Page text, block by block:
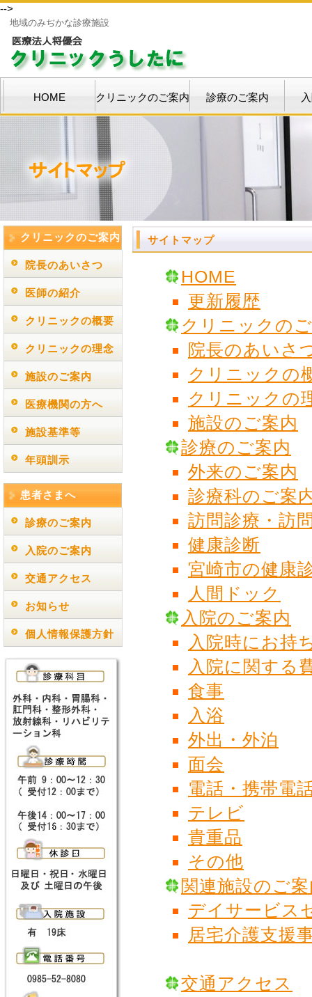
-->
地域のみぢかな診療施設
HOME クリニックのご案内 診療のご案内
クリニックのご案内
院長のあいさつ
医師の紹介
クリニックの概要
クリニックの理念
施設のご案内
医療機関の方へ
施設基準等
年頭訓示
患者さまへ
診療のご案内
入院のご案内
交通アクセス
お知らせ
個人情報保護方針
サイトマップ
HOME
更新履歴
クリニックの
院長のあいさ
クリニックの
クリニックの
施設のご案内
診療のご案内
外来のご案内
診療科のご案
訪問診療・訪
健康診断
宮崎市の健康
人間ドック
入院のご案内
入院時にお持
入院に関する
食事
入浴
外出・外泊
面会
電話・携帯電
テレビ
貴重品
その他
関連施設のご
デイサービス
居宅介護支援
交通アクセス